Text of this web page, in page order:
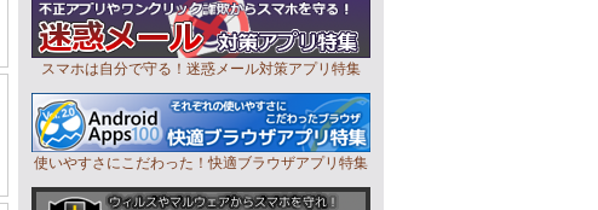
スマホは自分で守る！迷惑メール対策アプリ特集
使いやすさにこだわった！快適ブラウザアプリ特集